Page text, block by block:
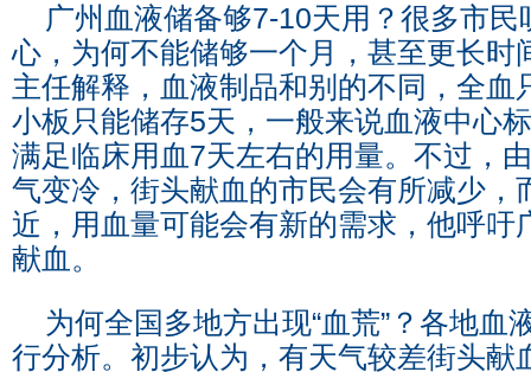
广州血液储备够7-10天用？很多市民
心，为何不能储够一个月，甚至更长时
主任解释，血液制品和别的不同，全血
小板只能储存5天，一般来说血液中心
满足临床用血7天左右的用量。不过，
气变冷，街头献血的市民会有所减少，
近，用血量可能会有新的需求，他呼吁
献血。
为何全国多地方出现“血荒”？各地血
行分析。初步认为，有天气较差街头献